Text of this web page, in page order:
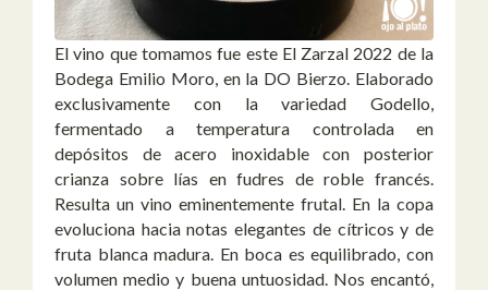
El vino que tomamos fue este El Zarzal 2022 de la
Bodega Emilio Moro, en la DO Bierzo. Elaborado
exclusivamente con la variedad Godello,
fermentado a temperatura controlada en
depósitos de acero inoxidable con posterior
crianza sobre lías en fudres de roble francés.
Resulta un vino eminentemente frutal. En la copa
evoluciona hacia notas elegantes de cítricos y de
fruta blanca madura. En boca es equilibrado, con
volumen medio y buena untuosidad. Nos encantó,